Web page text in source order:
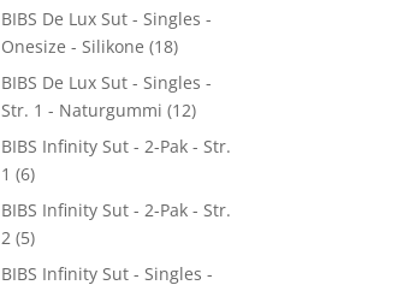
BIBS De Lux Sut - Singles -
Onesize - Silikone (18)
BIBS De Lux Sut - Singles -
Str. 1 - Naturgummi (12)
BIBS Infinity Sut - 2-Pak - Str.
1 (6)
BIBS Infinity Sut - 2-Pak - Str.
2 (5)
BIBS Infinity Sut - Singles -